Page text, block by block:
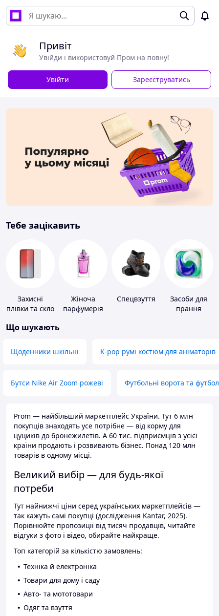
Привіт
Увійди і використовуй Пром на повну!
Увійти Зареєструватись
Тебе зацікавить
Захисні
плівки та скло
портативних
Жіноча
парфумерія
Спецвзуття
Засоби для
прання
Що шукають
Щоденники шкільні K-pop румі костюм для аніматорів
Бутси Nike Air Zoom рожеві Футбольні ворота та
Prom — найбільший маркетплейс України. Тут 6 млн
покупців знаходять усе потрібне — від корму для
цуциків до бронежилетів. А 60 тис. підприємців з усієї
країни продають і розвивають бізнес. Понад 120 млн
товарів в одному місці.
Великий вибір — для будь-якої
потреби
Тут найнижчі ціни серед українських маркетплейсів —
так кажуть самі покупці (дослідження Kantar, 2025).
Порівнюйте пропозиції від тисяч продавців, читайте
відгуки з фото і відео, обирайте найкраще.
Топ категорій за кількістю замовлень:
Техніка й електроніка
Товари для дому і саду
Авто- та мототовари
Одяг та взуття